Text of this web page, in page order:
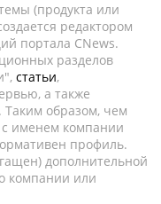
(продукта или
редактором
портала CNews.
разделов
статьи,
а также
Таким образом, чем
именем компании
профиль.
дополнительной
компании или